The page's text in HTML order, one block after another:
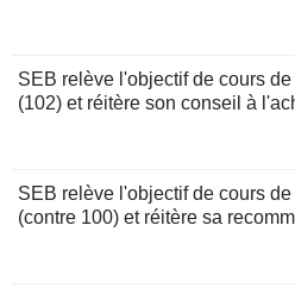
SEB relève l'objectif de cours
(102) et réitère son conseil à
SEB relève l'objectif de cours
(contre 100) et réitère sa